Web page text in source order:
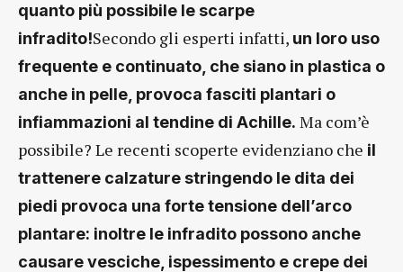
quanto più possibile le scarpe
infradito!Secondo gli esperti infatti, un loro uso
frequente e continuato, che siano in plastica o
anche in pelle, provoca fasciti plantari o
infiammazioni al tendine di Achille. Ma com’è
possibile? Le recenti scoperte evidenziano che il
trattenere calzature stringendo le dita dei
piedi provoca una forte tensione dell’arco
plantare: inoltre le infradito possono anche
causare vesciche, ispessimento e crepe dei